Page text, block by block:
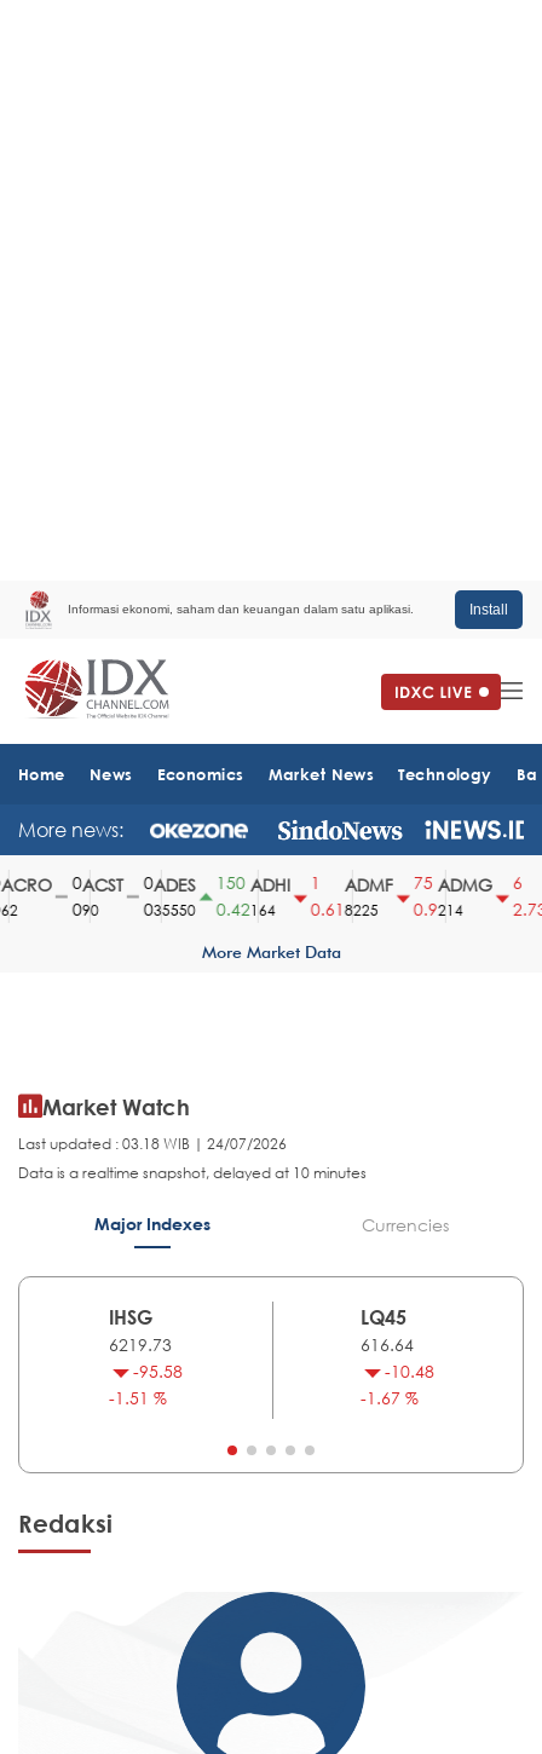
Informasi ekonomi, saham dan keuangan dalam satu aplikasi. Install
Home News Economics Market News Technology
More news:
ACST
90
ADES
35550
150
0.42
ADHI
164
0.61
ADMF
8225
75
0.9
ADMG
214
2.73
More Market Data
Market Watch
Last updated : 03.18 WIB | 24/07/2026
Data is a realtime snapshot, delayed at 10 minutes
Major Indexes Currencies
IHSG
6219.73
-95.58
-1.51 %
LQ45
616.64
-10.48
-1.67 %
Redaksi